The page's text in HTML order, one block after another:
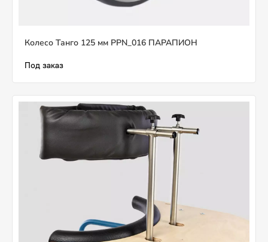
Колесо Танго 125 мм PPN_016 ПАРАПИОН
Под заказ